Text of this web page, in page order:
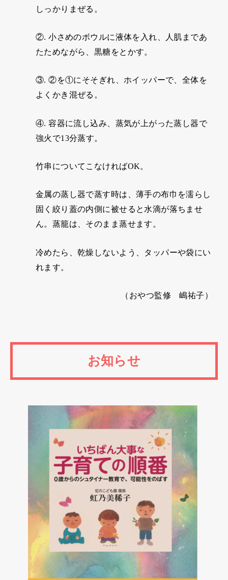
しっかりまぜる。
②. 小さめのボウルに液体を入れ、人肌まであ
たためながら、黒糖をとかす。
③. ②を①にそそぎれ、ホイッパーで、全体を
よくかき混ぜる。
④. 容器に流し込み、蒸気が上がった蒸し器で
強火で13分蒸す。
竹串についてこなければOK。
金属の蒸し器で蒸す時は、薄手の布巾を濡らし
固く絞り蓋の内側に被せると水滴が落ちませ
ん。蒸籠は、そのまま蒸せます。
冷めたら、乾燥しないよう、タッパーや袋にい
れます。
（おやつ監修 嶋祐子）
お知らせ